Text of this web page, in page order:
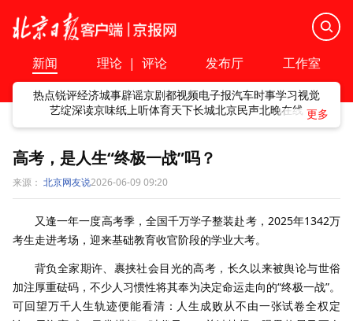
新闻 理论 | 评论 发布厅 工作室
热点锐评经济城事辟谣京剧都视频电子报汽车时事学习视觉
艺绽深读京味纸上听体育天下长城北京民声北晚在线
高考，是人生“终极一战”吗？
来源： 北京网友说2026-06-09 09:20
又逢一年一度高考季，全国千万学子整装赴考，2025年1342万
考生走进考场，迎来基础教育收官阶段的学业大考。
背负全家期许、裹挟社会目光的高考，长久以来被舆论与世俗
加注厚重砝码，不少人习惯性将其奉为决定命运走向的“终极一战”。
可回望万千人生轨迹便能看清：人生成败从不由一张试卷全权定